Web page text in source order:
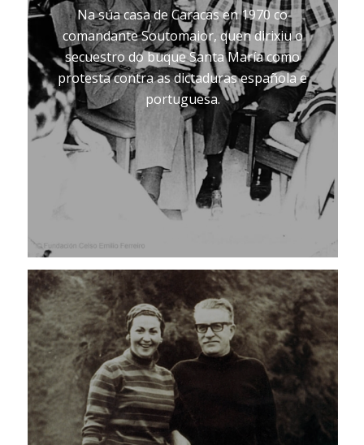
Na súa casa de Caracas en 1970 co
comandante Soutomaior, quen dirixiu o
secuestro do buque Santa María como
protesta contra as dictaduras española e
portuguesa.